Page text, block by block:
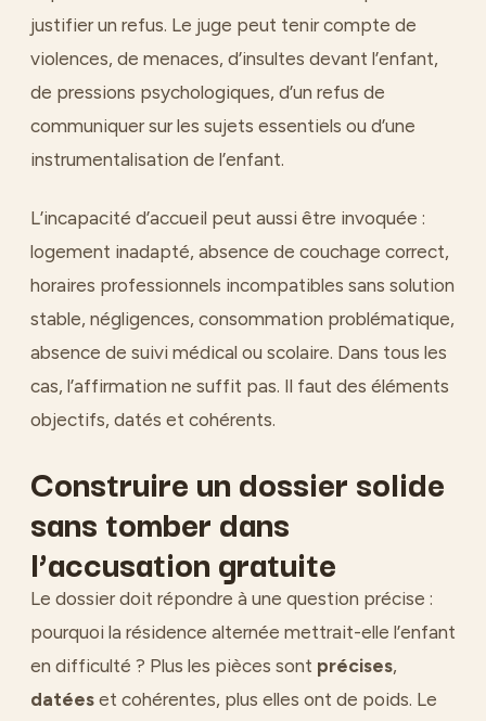
justifier un refus. Le juge peut tenir compte de
violences, de menaces, d’insultes devant l’enfant,
de pressions psychologiques, d’un refus de
communiquer sur les sujets essentiels ou d’une
instrumentalisation de l’enfant.
L’incapacité d’accueil peut aussi être invoquée :
logement inadapté, absence de couchage correct,
horaires professionnels incompatibles sans solution
stable, négligences, consommation problématique,
absence de suivi médical ou scolaire. Dans tous les
cas, l’affirmation ne suffit pas. Il faut des éléments
objectifs, datés et cohérents.
Construire un dossier solide
sans tomber dans
l’accusation gratuite
Le dossier doit répondre à une question précise :
pourquoi la résidence alternée mettrait-elle l’enfant
en difficulté ? Plus les pièces sont précises,
datées et cohérentes, plus elles ont de poids. Le